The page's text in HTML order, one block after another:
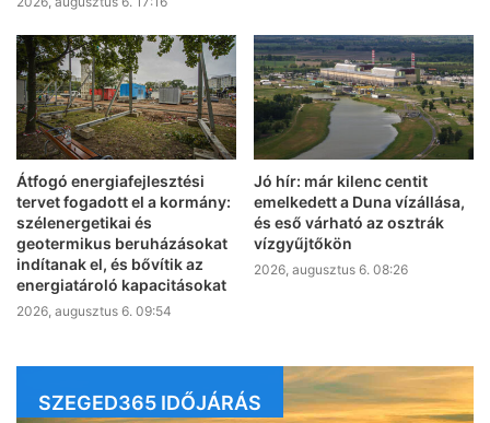
Átfogó energiafejlesztési
tervet fogadott el a kormány:
szélenergetikai és
geotermikus beruházásokat
indítanak el, és bővítik az
energiatároló kapacitásokat
2026, augusztus 6. 09:54
Jó hír: már kilenc centit
emelkedett a Duna vízállása,
és eső várható az osztrák
vízgyűjtőkön
2026, augusztus 6. 08:26
SZEGED365 IDŐJÁRÁS